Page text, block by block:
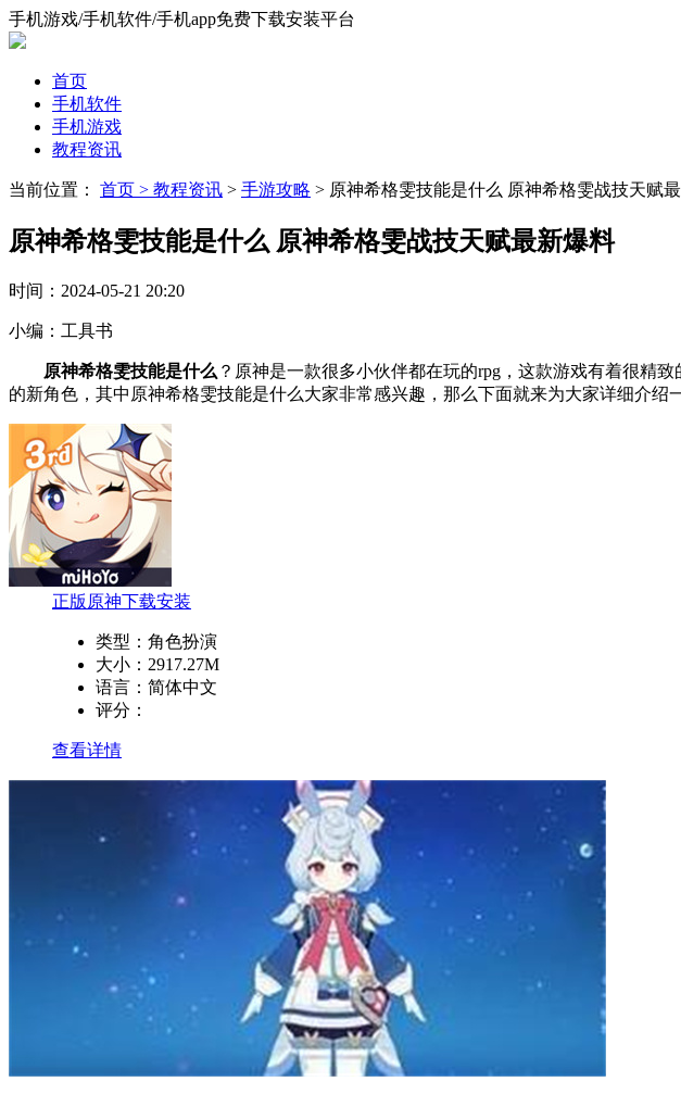
手机游戏/手机软件/手机app免费下载安装平台
首页
手机软件
手机游戏
教程资讯
当前位置： 首页 > 教程资讯 > 手游攻略 > 原神希格雯技能是什么 原神希格雯战技天赋
原神希格雯技能是什么 原神希格雯战技天赋最新爆料
时间： 2024-05-21 20:20
小编： 工具书
原神希格雯技能是什么 ？原神是一款很多小伙伴都在玩的rpg，这款游戏有着很精
的新角色，其中原神希格雯技能是什么大家非常感兴趣，那么下面就来为大家详细介绍
正版原神下载安装
类型： 角色扮演
大小： 2917.27M
语言： 简体中文
评分：
查看详情